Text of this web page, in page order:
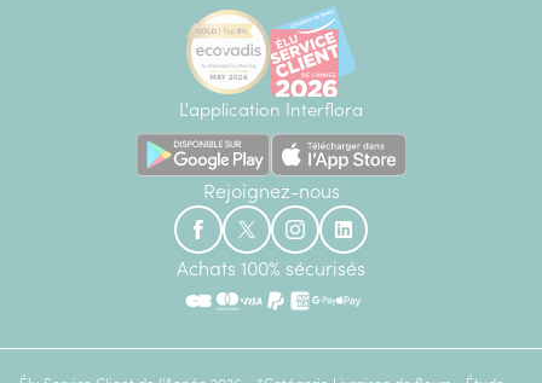
L'application Interflora
Rejoignez-nous
Achats 100% sécurisés